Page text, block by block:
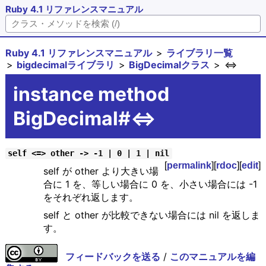
Ruby 4.1 リファレンスマニュアル
Ruby 4.1 リファレンスマニュアル
ライブラリ一覧
bigdecimalライブラリ
BigDecimalクラス <=>
instance method
BigDecimal#<=>
self <=> other -> -1 | 0 | 1 | nil
[permalink][rdoc][edit]
self が other より大きい場
合に 1 を、等しい場合に 0 を、小さい場合には -1
をそれぞれ返します。
self と other が比較できない場合には nil を返しま
す。
フィードバックを送る / このマニュアルを編